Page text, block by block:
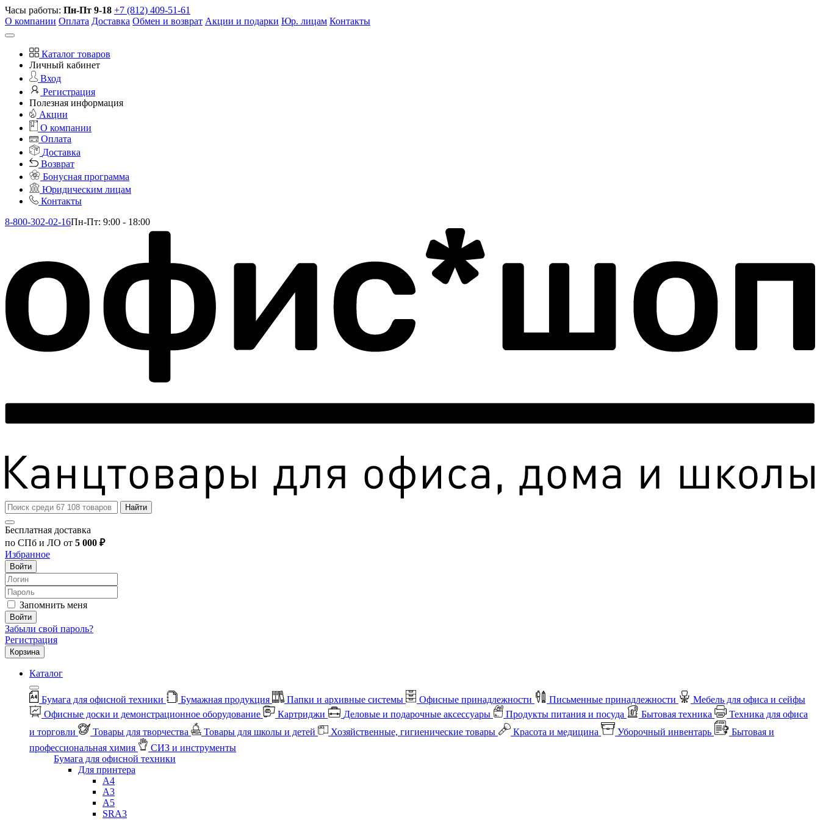
Часы работы: Пн-Пт 9-18 +7 (812) 409-51-61
О компании Оплата Доставка Обмен и возврат Акции и подарки Юр. лицам Контакты
Каталог товаров
Личный кабинет
Вход
Регистрация
Полезная информация
Акции
О компании
Оплата
Доставка
Возврат
Бонусная программа
Юридическим лицам
Контакты
8-800-302-02-16Пн-Пт: 9:00 - 18:00
Найти
Бесплатная доставка
по СПб и ЛО от 5 000 ₽
Избранное
Войти
Запомнить меня
Войти
Забыли свой пароль?
Регистрация
Корзина
Каталог
Бумага для офисной техники Бумажная продукция Папки и архивные системы Офисные принадлежности Письменные принадлежности
Мебель для офиса и сейфы
Офисные доски и демонстрационное оборудование
Картриджи Деловые и подарочные аксессуары Продукты питания и посуда Бытовая техника
Техника для офиса
и торговли
Товары для творчества Товары для школы и детей Хозяйственные, гигиенические товары Красота и медицина Уборочный инвентарь
Бытовая и
профессиональная химия
СИЗ и инструменты
Бумага для офисной техники
Для принтера
А4
А3
А5
SRA3